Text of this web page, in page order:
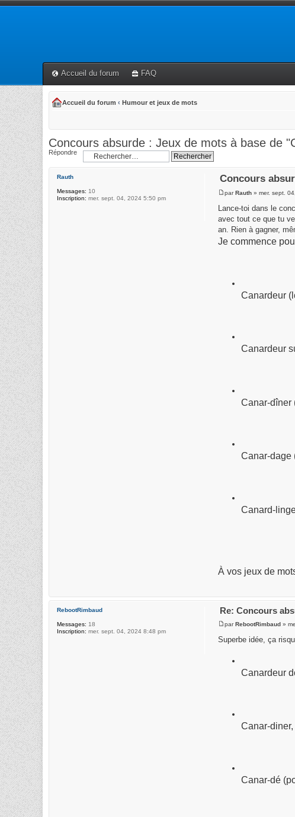
Accueil du forum FAQ
Accueil du forum ‹ Humour et jeux de mots
Concours absurde : Jeux de mots à base de
Répondre
Concours
parRauth » mer. sept.
Lance-toi dans le
avec tout ce que tu
an. Rien à gagner,
Je commence
Canardeur
Canardeur
Canar-dîner
Canar-dage
Canard-
À vos jeux de
Rauth
Messages: 10
Inscription: mer. sept. 04, 2024 5:50 pm
Re: Concours
parRebootRimbaud »
Superbe idée, ça
Canardeur
Canar-
Canar-dé
RebootRimbaud
Messages: 18
Inscription: mer. sept. 04, 2024 8:48 pm